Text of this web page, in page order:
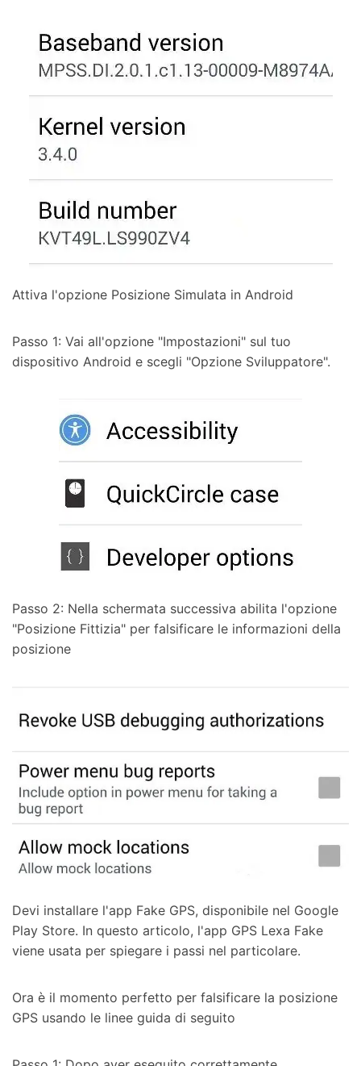
Attiva l'opzione Posizione Simulata in Android
Passo 1: Vai all'opzione "Impostazioni" sul tuo
dispositivo Android e scegli "Opzione Sviluppatore".
Passo 2: Nella schermata successiva abilita l'opzione
"Posizione Fittizia" per falsificare le informazioni della
posizione
Devi installare l'app Fake GPS, disponibile nel Google
Play Store. In questo articolo, l'app GPS Lexa Fake
viene usata per spiegare i passi nel particolare.
Ora è il momento perfetto per falsificare la posizione
GPS usando le linee guida di seguito